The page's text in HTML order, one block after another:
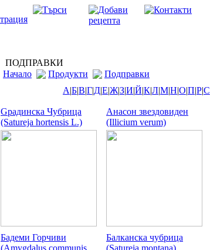
ПОДПРАВКИ
Начало
Продукти Подправки
А|Б|В|Г|Д|Е|Ж|З|И|Й|К|Л|М|Н|О|П|Р|С
Gрадинска Чубрица
(Satureja hortensis L.)
Анасон звездовиден
(Illicium verum)
Бадеми Горчиви
(Amygdalus communis
Балканска чубрица
(Satureja montana)